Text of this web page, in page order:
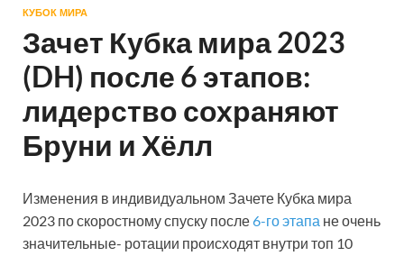
КУБОК МИРА
Зачет Кубка мира 2023
(DH) после 6 этапов:
лидерство сохраняют
Бруни и Хёлл
Изменения в индивидуальном Зачете Кубка мира
2023 по скоростному спуску после 6-го этапа не очень
значительные- ротации происходят внутри топ 10